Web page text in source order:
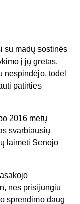
su madų sostinės
į jų gretas.
nespindėjo, todėl
patirties
2016 metų
svarbiausių
laimėti Senojo
nes prisijungiu
sprendimo daug